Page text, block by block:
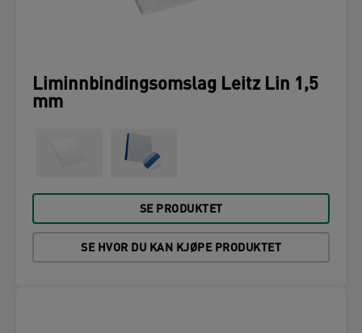
Liminnbindingsomslag Leitz Lin 1,5
mm
SE PRODUKTET
SE HVOR DU KAN KJØPE PRODUKTET